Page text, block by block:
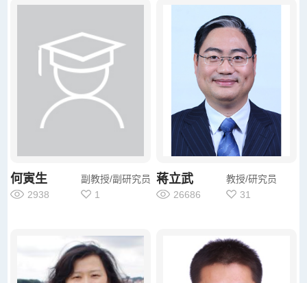
副教授/副研究员
何寅生
2938 1
教授/研究员
蒋立武
26686 31